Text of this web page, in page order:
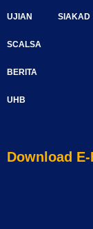
UJIAN
SCALSA
SIAKAD
BERITA
UHB
Download